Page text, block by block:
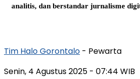
analitis, dan berstandar jurnalisme
Tim Halo Gorontalo - Pewarta
Senin, 4 Agustus 2025 - 07:44 WIB